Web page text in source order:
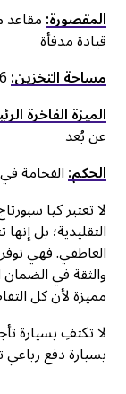
المقصورة:مقاعد
قيادة مدفأة
مساحة التخزين:
الميزة الفاخرة
عن بُعد
الحكم:الفخامة
التقليدية؛ بل
العاطفي. فهي توفر
والثقة في
مميزة لأن كل
لا تكتفِ بسيارة
بسيارة دفع